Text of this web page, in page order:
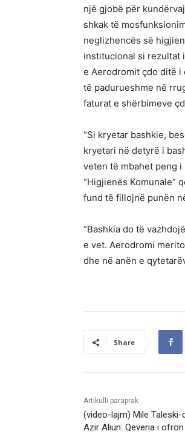
një gjobë për
shkak të
neglizhencës së
institucional si rezultat
e Aerodromit çdo ditë i
të padurueshme në
faturat e shërbimeve
“Si kryetar bashkie,
kryetari në detyrë i
veten të mbahet peng
“Higjienës Komunale”
fund të fillojnë punën
“Bashkia do të
e vet. Aerodromi
dhe në anën e
Share
Artikulli paraprak
(video-lajm) Mile
Azir Aliun: Qeveria i